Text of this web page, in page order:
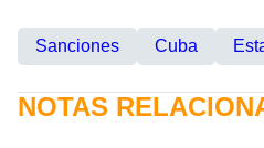
Sanciones Cuba
NOTAS